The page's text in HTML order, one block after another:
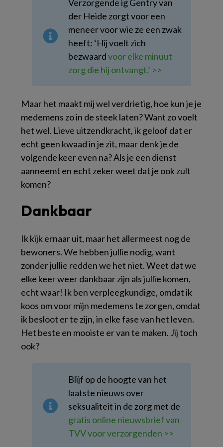
Verzorgende ig Gentry van
der Heide zorgt voor een
meneer voor wie ze een zwak
heeft: ‘Hij voelt zich
bezwaardvoor elke minuut
zorg die hij ontvangt.’ >>
Maar het maakt mij wel verdrietig, hoe kun je je
medemens zo in de steek laten? Want zo voelt
het wel. Lieve uitzendkracht, ik geloof dat er
echt geen kwaad in je zit, maar denk je de
volgende keer even na? Als je een dienst
aanneemt en echt zeker weet dat je ook zult
komen?
Dankbaar
Ik kijk ernaar uit, maar het allermeest nog de
bewoners. We hebben jullie nodig, want
zonder jullie redden we het niet. Weet dat we
elke keer weer dankbaar zijn als jullie komen,
echt waar! Ik ben verpleegkundige, omdat ik
koos om voor mijn medemens te zorgen, omdat
ik besloot er te zijn, in elke fase van het leven.
Het beste en mooiste er van te maken. Jij toch
ook?
Blijf op de hoogte van het
laatste nieuws over
seksualiteit in de zorg met de
gratis online nieuwsbrief van
TVV voor verzorgenden >>